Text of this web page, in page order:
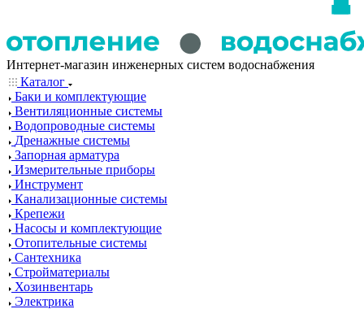
Интернет-магазин инженерных систем водоснабжения
Каталог
Баки и комплектующие
Вентиляционные системы
Водопроводные системы
Дренажные системы
Запорная арматура
Измерительные приборы
Инструмент
Канализационные системы
Крепежи
Насосы и комплектующие
Отопительные системы
Сантехника
Стройматериалы
Хозинвентарь
Электрика